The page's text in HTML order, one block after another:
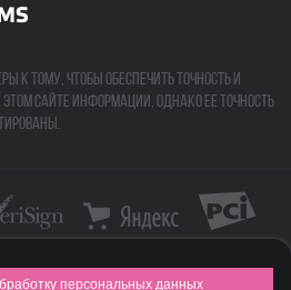
к тому, чтобы обеспечить точность и
сайте информации, однако ее точность
персональных данных